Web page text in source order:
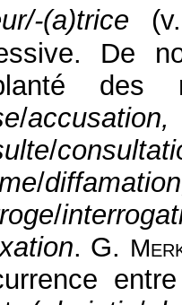
(a)trice
De
/
/
/
/
. G.